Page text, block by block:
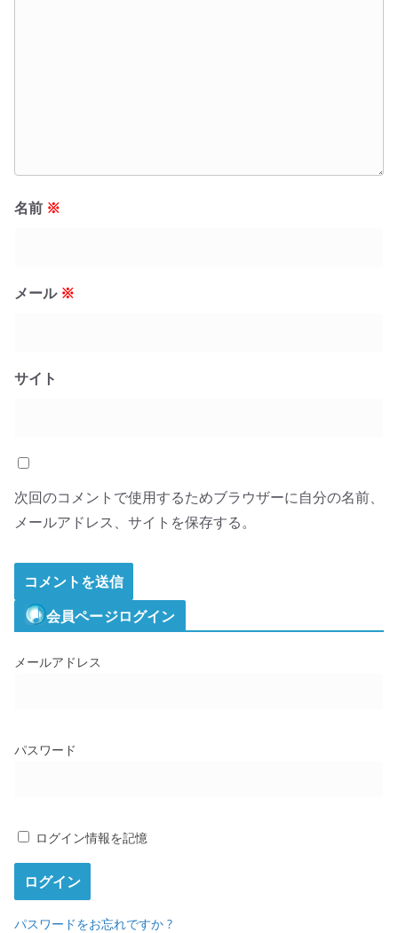
名前 ※
メール ※
サイト
次回のコメントで使用するためブラウザーに自分の名前、
メールアドレス、サイトを保存する。
会員ページログイン
メールアドレス
パスワード
ログイン情報を記憶
パスワードをお忘れですか ?